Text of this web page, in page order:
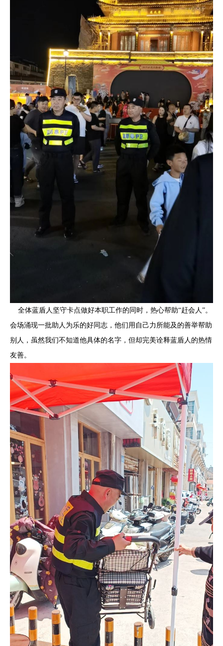
全体蓝盾人坚守卡点做好本职工作的同时，热心帮助“赶会人”。
会场涌现一批助人为乐的好同志，他们用自己力所能及的善举帮助
别人，虽然我们不知道他具体的名字，但却完美诠释蓝盾人的热情
友善。